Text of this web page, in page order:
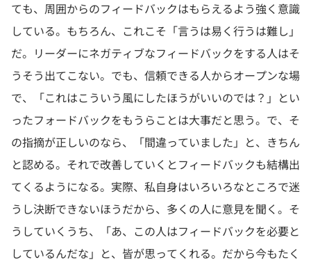
ても、周囲からのフィードバックはもらえるよう強く意識
している。もちろん、これこそ「言うは易く行うは難し」
だ。リーダーにネガティブなフィードバックをする人はそ
うそう出てこない。でも、信頼できる人からオープンな場
で、「これはこういう風にしたほうがいいのでは？」とい
ったフォードバックをもうらことは大事だと思う。で、そ
の指摘が正しいのなら、「間違っていました」と、きちん
と認める。それで改善していくとフィードバックも結構出
てくるようになる。実際、私自身はいろいろなところで迷
うし決断できないほうだから、多くの人に意見を聞く。そ
うしていくうち、「あ、この人はフィードバックを必要と
しているんだな」と、皆が思ってくれる。だから今もたく